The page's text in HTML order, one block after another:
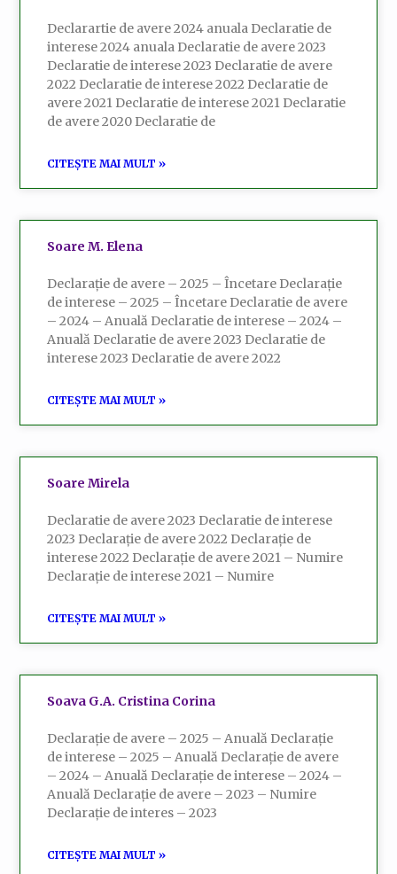
Declarartie de avere 2024 anuala Declaratie de
interese 2024 anuala Declaratie de avere 2023
Declaratie de interese 2023 Declaratie de avere
2022 Declaratie de interese 2022 Declaratie de
avere 2021 Declaratie de interese 2021 Declaratie
de avere 2020 Declaratie de
CITEȘTE MAI MULT »
Soare M. Elena
Declarație de avere – 2025 – Încetare Declarație
de interese – 2025 – Încetare Declaratie de avere
– 2024 – Anuală Declaratie de interese – 2024 –
Anuală Declaratie de avere 2023 Declaratie de
interese 2023 Declaratie de avere 2022
CITEȘTE MAI MULT »
Soare Mirela
Declaratie de avere 2023 Declaratie de interese
2023 Declarație de avere 2022 Declarație de
interese 2022 Declarație de avere 2021 – Numire
Declarație de interese 2021 – Numire
CITEȘTE MAI MULT »
Soava G.A. Cristina Corina
Declarație de avere – 2025 – Anuală Declarație
de interese – 2025 – Anuală Declarație de avere
– 2024 – Anuală Declarație de interese – 2024 –
Anuală Declarație de avere – 2023 – Numire
Declarație de interes – 2023
CITEȘTE MAI MULT »